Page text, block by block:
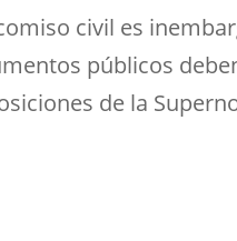
civil es
públicos
de la